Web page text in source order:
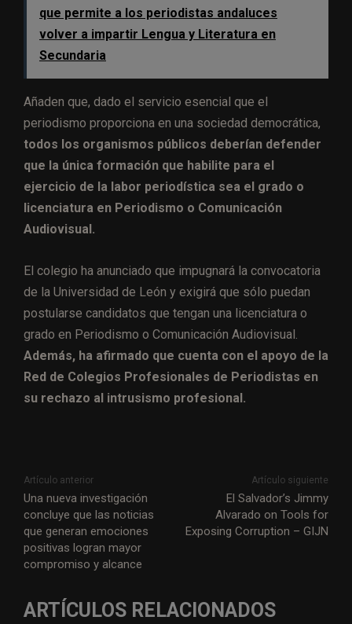
que permite a los periodistas andaluces
volver a impartir Lengua y Literatura en
Secundaria
Añaden que, dado el servicio esencial que el
periodismo proporciona en una sociedad democrática,
todos los organismos públicos deberían defender
que la única formación que habilite para el
ejercicio de la labor periodística sea el grado o
licenciatura en Periodismo o Comunicación
Audiovisual.
El colegio ha anunciado que impugnará la convocatoria
de la Universidad de León y exigirá que sólo puedan
postularse candidatos que tengan una licenciatura o
grado en Periodismo o Comunicación Audiovisual.
Además, ha afirmado que cuenta con el apoyo de la
Red de Colegios Profesionales de Periodistas en
su rechazo al intrusismo profesional.
Artículo anterior
Una nueva investigación
concluye que las noticias
que generan emociones
positivas logran mayor
compromiso y alcance
Artículo siguiente
El Salvador’s Jimmy
Alvarado on Tools for
Exposing Corruption – GIJN
ARTÍCULOS RELACIONADOS